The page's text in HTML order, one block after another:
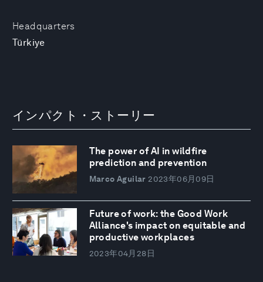
Headquarters
Türkiye
インパクト・ストーリー
The power of AI in wildfire
prediction and prevention
Marco Aguilar 2023年06月09日
Future of work: the Good Work
Alliance's impact on equitable and
productive workplaces
2023年04月28日